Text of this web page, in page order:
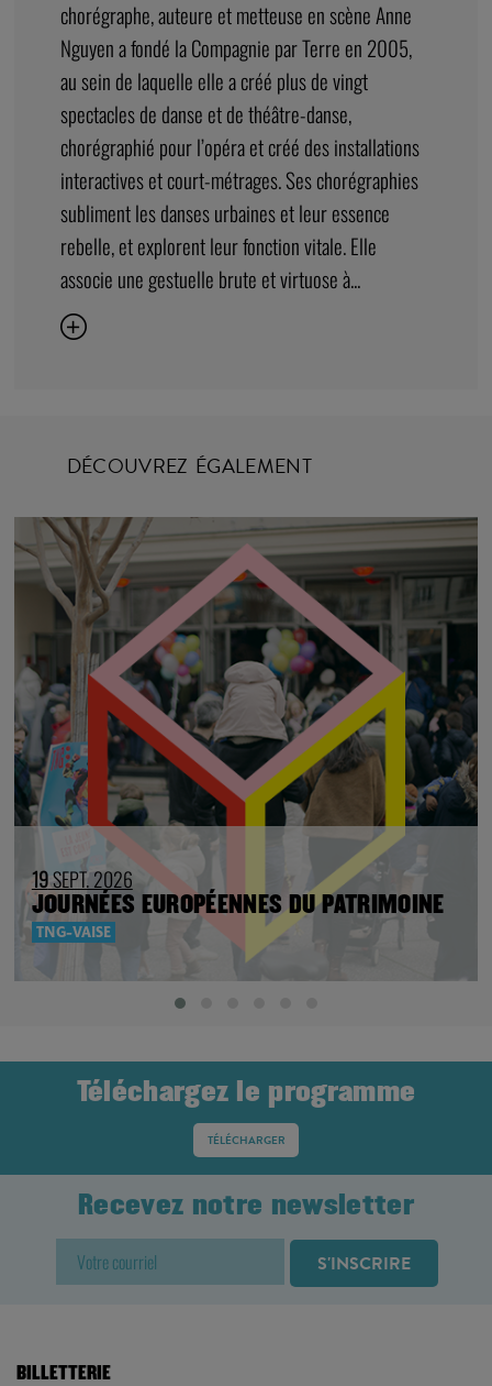
chorégraphe, auteure et metteuse en scène Anne
Nguyen a fondé la Compagnie par Terre en 2005,
au sein de laquelle elle a créé plus de vingt
spectacles de danse et de théâtre-danse,
chorégraphié pour l’opéra et créé des installations
interactives et court-métrages. Ses chorégraphies
subliment les danses urbaines et leur essence
rebelle, et explorent leur fonction vitale. Elle
associe une gestuelle brute et virtuose à...
DÉCOUVREZ ÉGALEMENT
19SEPT. 2026
JOURNÉES EUROPÉENNES DU PATRIMOINE
TNG-VAISE
Téléchargez le programme
TÉLÉCHARGER
Recevez notre newsletter
BILLETTERIE